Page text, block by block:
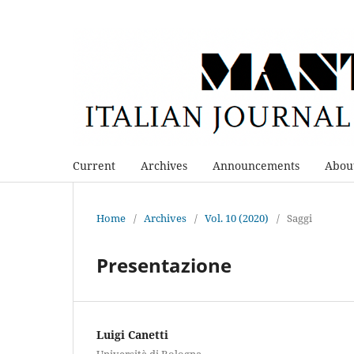
Current Archives Announcements
Home / Archives / Vol. 10 (2020) / Saggi
Presentazione
Luigi Canetti